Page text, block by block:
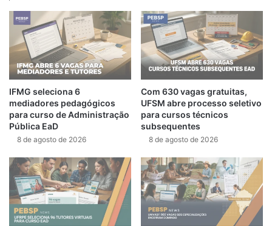
IFMG seleciona 6
mediadores pedagógicos
para curso de Administração
Pública EaD
8 de agosto de 2026
Com 630 vagas gratuitas,
UFSM abre processo seletivo
para cursos técnicos
subsequentes
8 de agosto de 2026